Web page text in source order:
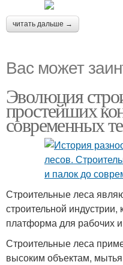
читать дальше →
Вас может
Эволюция
простейших
современных
Строительные леса
строительной
платформа для рабочих
Строительные леса
высоким объектам, мытья